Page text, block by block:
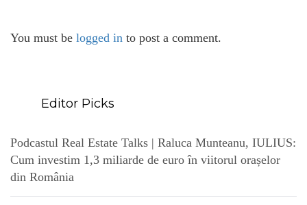
You must be logged in to post a comment.
Editor Picks
Podcastul Real Estate Talks | Raluca Munteanu, IULIUS:
Cum investim 1,3 miliarde de euro în viitorul orașelor
din România